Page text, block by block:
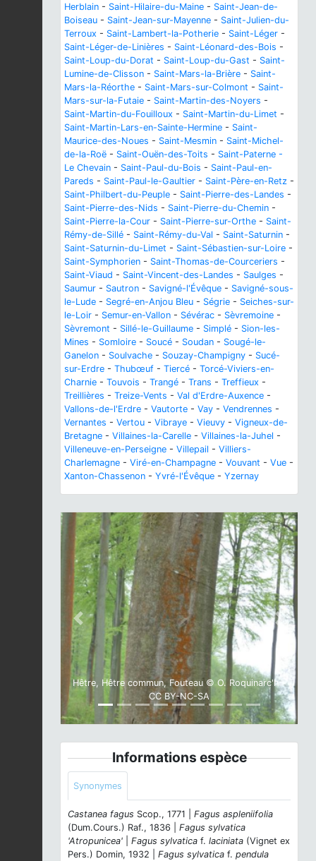
Herblain - Saint-Hilaire-du-Maine - Saint-Jean-de-
Boiseau - Saint-Jean-sur-Mayenne - Saint-Julien-du-
Terroux - Saint-Lambert-la-Potherie - Saint-Léger -
Saint-Léger-de-Linières - Saint-Léonard-des-Bois -
Saint-Loup-du-Dorat - Saint-Loup-du-Gast - Saint-
Lumine-de-Clisson - Saint-Mars-la-Brière - Saint-
Mars-la-Réorthe - Saint-Mars-sur-Colmont - Saint-
Mars-sur-la-Futaie - Saint-Martin-des-Noyers -
Saint-Martin-du-Fouilloux - Saint-Martin-du-Limet -
Saint-Martin-Lars-en-Sainte-Hermine - Saint-
Maurice-des-Noues - Saint-Mesmin - Saint-Michel-
de-la-Roë - Saint-Ouën-des-Toits - Saint-Paterne -
Le Chevain - Saint-Paul-du-Bois - Saint-Paul-en-
Pareds - Saint-Paul-le-Gaultier - Saint-Père-en-Retz -
Saint-Philbert-du-Peuple - Saint-Pierre-des-Landes -
Saint-Pierre-des-Nids - Saint-Pierre-du-Chemin -
Saint-Pierre-la-Cour - Saint-Pierre-sur-Orthe - Saint-
Rémy-de-Sillé - Saint-Rémy-du-Val - Saint-Saturnin -
Saint-Saturnin-du-Limet - Saint-Sébastien-sur-Loire -
Saint-Symphorien - Saint-Thomas-de-Courceriers -
Saint-Viaud - Saint-Vincent-des-Landes - Saulges -
Saumur - Sautron - Savigné-l'Évêque - Savigné-sous-
le-Lude - Segré-en-Anjou Bleu - Ségrie - Seiches-sur-
le-Loir - Semur-en-Vallon - Sévérac - Sèvremoine -
Sèvremont - Sillé-le-Guillaume - Simplé - Sion-les-
Mines - Somloire - Soucé - Soudan - Sougé-le-
Ganelon - Soulvache - Souzay-Champigny - Sucé-
sur-Erdre - Thubœuf - Tiercé - Torcé-Viviers-en-
Charnie - Touvois - Trangé - Trans - Treffieux -
Treillières - Treize-Vents - Val d'Erdre-Auxence -
Vallons-de-l'Erdre - Vautorte - Vay - Vendrennes -
Vernantes - Vertou - Vibraye - Vieuvy - Vigneux-de-
Bretagne - Villaines-la-Carelle - Villaines-la-Juhel -
Villeneuve-en-Perseigne - Villepail - Villiers-
Charlemagne - Viré-en-Champagne - Vouvant - Vue -
Xanton-Chassenon - Yvré-l'Évêque - Yzernay
Hêtre, Hêtre commun, Fouteau © O. Roquinarc'h -
CC BY-NC-SA
Previous Next
Informations espèce
Synonymes
Castanea fagus Scop., 1771 | Fagus aspleniifolia
(Dum.Cours.) Raf., 1836 | Fagus sylvatica
'Atropunicea'
Fagus sylvatica f. laciniata (Vignet ex
Pers.) Domin, 1932 | Fagus sylvatica f. pendula